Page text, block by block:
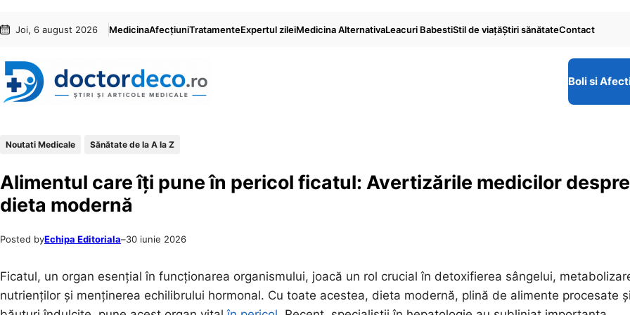
conținut
content
Joi, 6 august 2026 MedicinaAfecțiuniTratamenteExpertul zileiMedicina AlternativaLeacuri BabestiStil de viaţăŞtiri sănătateContact
Boli si
Noutati Medicale Sănătate de la A la Z
Alimentul care îți pune în pericol ficatul: Avertizările medicilor despre
dieta modernă
Posted byEchipa Editoriala–30 iunie 2026
Ficatul, un organ esențial în funcționarea organismului, joacă un rol crucial în detoxifierea sângelui,
nutrienților și menținerea echilibrului hormonal. Cu toate acestea, dieta modernă, plină de alimente procesate și